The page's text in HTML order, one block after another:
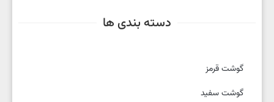
دسته بندی ها
گوشت قرمز
گوشت سفید